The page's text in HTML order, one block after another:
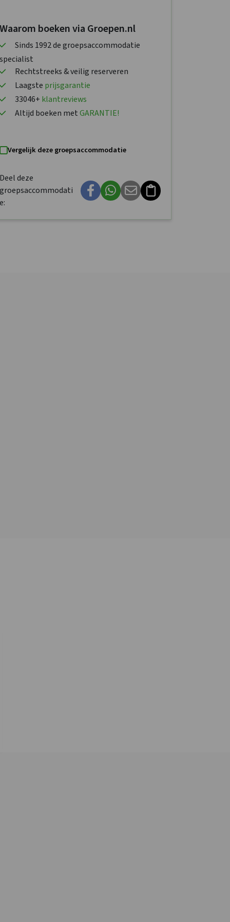
Waarom boeken via Groepen.nl
Sinds 1992 de groepsaccommodatie
specialist
Rechtstreeks & veilig reserveren
Laagste prijsgarantie
33046+ klantreviews
Altijd boeken metGARANTIE!
Vergelijk deze groepsaccommodatie
Deel deze
groepsaccommodati
e: